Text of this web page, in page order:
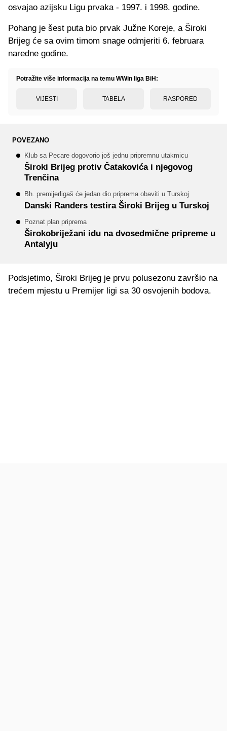
osvajao azijsku Ligu prvaka - 1997. i 1998. godine.
Pohang je šest puta bio prvak Južne Koreje, a Široki
Brijeg će sa ovim timom snage odmjeriti 6. februara
naredne godine.
Potražite više informacija na temu WWin liga BiH:
VIJESTI TABELA RASPORED
POVEZANO
Klub sa Pecare dogovorio još jednu pripremnu utakmicu
Široki Brijeg protiv Čatakovića i njegovog
Trenčina
Bh. premijerligaš će jedan dio priprema obaviti u Turskoj
Danski Randers testira Široki Brijeg u Turskoj
Poznat plan priprema
Širokobriježani idu na dvosedmične pripreme u
Antalyju
Podsjetimo, Široki Brijeg je prvu polusezonu završio na
trećem mjestu u Premijer ligi sa 30 osvojenih bodova.